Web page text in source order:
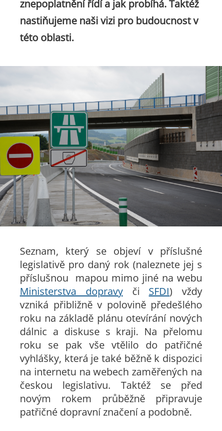
znepoplatnění řídí a jak probíhá. Taktéž
nastiňujeme naši vizi pro budoucnost v
této oblasti.
Seznam, který se objeví v příslušné
legislativě pro daný rok (naleznete jej s
příslušnou mapou mimo jiné na webu
Ministerstva dopravyči SFDI) vždy
vzniká přibližně v polovině předešlého
roku na základě plánu otevírání nových
dálnic a diskuse s kraji. Na přelomu
roku se pak vše vtělilo do patřičné
vyhlášky, která je také běžně k dispozici
na internetu na webech zaměřených na
českou legislativu. Taktéž se před
novým rokem průběžně připravuje
patřičné dopravní značení a podobně.